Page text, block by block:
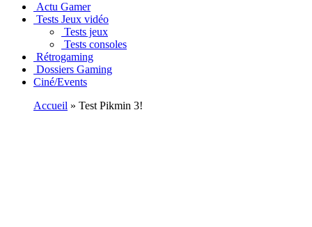
Actu Gamer
Tests Jeux vidéo
Tests jeux
Tests consoles
Rétrogaming
Dossiers Gaming
Ciné/Events
Accueil » Test Pikmin 3!